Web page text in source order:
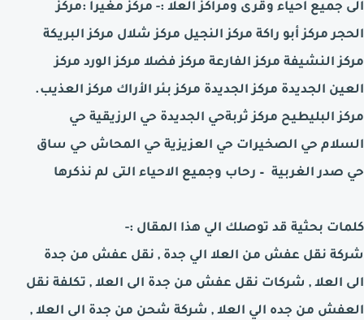
الى جميع احياء وقرى ومراكزالعلا :- مركز مغيرا :مركز
الحجر مركز أبو راكة مركز النجيل مركز شلال مركز البريكة
مركز النشيفة مركز الفارعة مركز فضلا مركز الورد مركز
العين الجديدة مركز الجديدة مركز بئر الأراك مركز العذيب.
مركز البليطيح مركز ثربةحي الجديدة حي الرزيقية حي
السلام حي الصخيرات حي العزيزية حي المحاش حي ساق
حي صدر الغربية – رحاب وجميع الاحياء التى لم نذكرها
كلمات بحثية قد توصلك الي هذا المقال :-
شركة نقل عفش من العلا الي جدة , نقل عفش من جدة
الى العلا , شركات نقل عفش من جدة الى العلا , تكلفة نقل
العفش من جده الي العلا , شركة شحن من جدة الى العلا ,